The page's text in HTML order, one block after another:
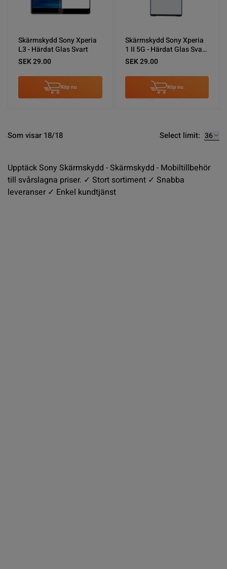
Skärmskydd Sony Xperia
L3 - Härdat Glas Svart
SEK 29.00
Köp nu
Skärmskydd Sony Xperia
1 II 5G - Härdat Glas Svart
(miljö)
SEK 29.00
Köp nu
Som visar 18/18 Select limit:
Upptäck Sony Skärmskydd - Skärmskydd - Mobiltillbehör
till svårslagna priser. ✓ Stort sortiment ✓ Snabba
leveranser ✓ Enkel kundtjänst